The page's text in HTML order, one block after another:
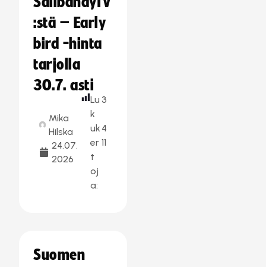
:stä – Early
bird -hinta
tarjolla
30.7. asti
Mika
Hilska
24.07.
2026
Lu
k
uk
er
t
oj
a:
3
4
11
Suomen